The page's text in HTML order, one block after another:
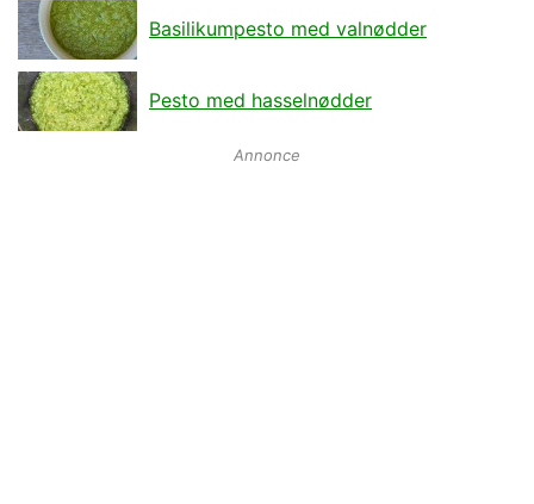
Basilikumpesto med valnødder
Pesto med hasselnødder
Annonce